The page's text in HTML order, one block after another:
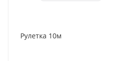
Рулетка 10м